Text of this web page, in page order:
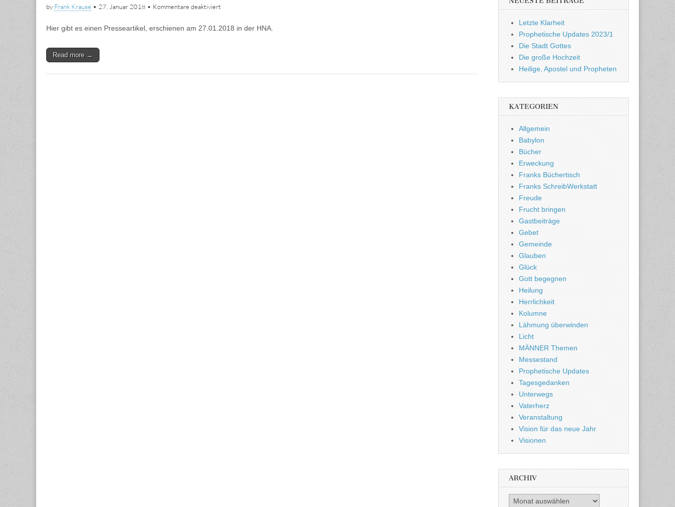
by Frank Krause • 27. Januar 2018 • Kommentare deaktiviert
Frank
Hier gibt es einen Presseartikel, erschienen am 27.01.2018 in der HNA.
Read more →
Letzte Klarheit
Prophetische Updates 2023/1
Die Stadt Gottes
Die große Hochzeit
Heilige, Apostel und Propheten
KATEGORIEN
Allgemein
Babylon
Bücher
Erweckung
Franks Büchertisch
Franks SchreibWerkstatt
Freude
Frucht bringen
Gastbeiträge
Gebet
Gemeinde
Glauben
Glück
Gott begegnen
Heilung
Herrlichkeit
Kolumne
Lähmung überwinden
Licht
MÄNNER Themen
Messestand
Prophetische Updates
Tagesgedanken
Unterwegs
Vaterherz
Veranstaltung
Vision für das neue Jahr
Visionen
ARCHIV
Archiv